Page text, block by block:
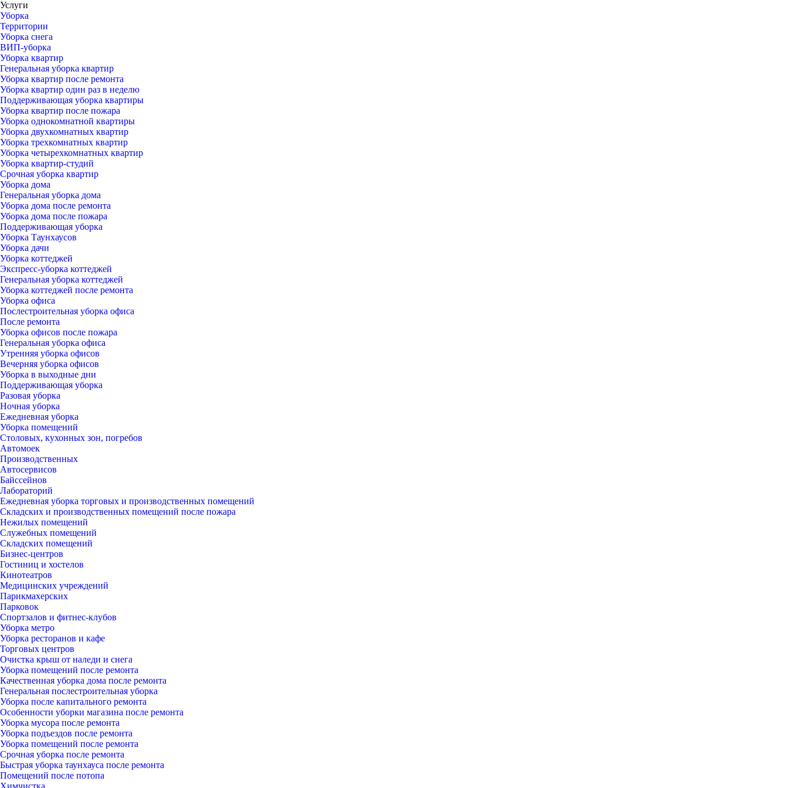
Услуги
Уборка
Территории
Уборка снега
ВИП-уборка
Уборка квартир
Генеральная уборка квартир
Уборка квартир после ремонта
Уборка квартир один раз в неделю
Поддерживающая уборка квартиры
Уборка квартир после пожара
Уборка однокомнатной квартиры
Уборка двухкомнатных квартир
Уборка трехкомнатных квартир
Уборка четырехкомнатных квартир
Уборка квартир-студий
Срочная уборка квартир
Уборка дома
Генеральная уборка дома
Уборка дома после ремонта
Уборка дома после пожара
Поддерживающая уборка
Уборка Таунхаусов
Уборка дачи
Уборка коттеджей
Экспресс-уборка коттеджей
Генеральная уборка коттеджей
Уборка коттеджей после ремонта
Уборка офиса
Послестроительная уборка офиса
После ремонта
Уборка офисов после пожара
Генеральная уборка офиса
Утренняя уборка офисов
Вечерняя уборка офисов
Уборка в выходные дни
Поддерживающая уборка
Разовая уборка
Ночная уборка
Ежедневная уборка
Уборка помещений
Столовых, кухонных зон, погребов
Автомоек
Производственных
Автосервисов
Байссейнов
Лабораторий
Ежедневная уборка торговых и производственных помещений
Складских и производственных помещений после пожара
Нежилых помещений
Служебных помещений
Складских помещений
Бизнес-центров
Гостиниц и хостелов
Кинотеатров
Медицинских учреждений
Парикмахерских
Парковок
Спортзалов и фитнес-клубов
Уборка метро
Уборка ресторанов и кафе
Торговых центров
Очистка крыш от наледи и снега
Уборка помещений после ремонта
Качественная уборка дома после ремонта
Генеральная послестроительная уборка
Уборка после капитального ремонта
Особенности уборки магазина после ремонта
Уборка мусора после ремонта
Уборка подъездов после ремонта
Уборка помещений после ремонта
Срочная уборка после ремонта
Быстрая уборка таунхауса после ремонта
Помещений после потопа
Химчистка